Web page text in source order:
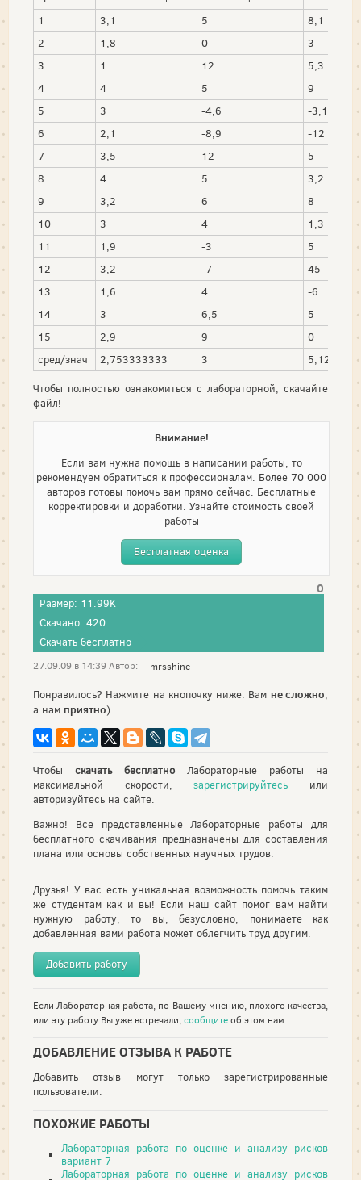
1 3,1 5
8,1
2
1,8 0
3
3
1 12
5,3
4
4 5
9
5
3 -4,6
-3,1
6
2,1 -8,9
-12
7
3,5 12
5
8
4 5
3,2
9
3,2 6
8
10
3 4
1,3
11
1,9 -3
5
12
3,2 -7
45
13
1,6 4
-6
14
3 6,5
5
15
2,9 9
0
сред/знач
2,753333333 3 5,12
Чтобы полностью ознакомиться с лабораторной, скачайте
файл!
Внимание!
Если вам нужна помощь в написании работы, то
рекомендуем обратиться к профессионалам. Более 70 000
авторов готовы помочь вам прямо сейчас. Бесплатные
корректировки и доработки. Узнайте стоимость своей
работы
Бесплатная оценка
0
Размер: 11.99K
Скачано: 420
Скачать бесплатно
27.09.09 в 14:39 Автор: mrsshine
Понравилось? Нажмите на кнопочку ниже. Вам не сложно,
а нам приятно).
Чтобы скачать бесплатно Лабораторные работы на
максимальной скорости,зарегистрируйтесь или
авторизуйтесь на сайте.
Важно! Все представленные Лабораторные работы для
бесплатного скачивания предназначены для составления
плана или основы собственных научных трудов.
Друзья! У вас есть уникальная возможность помочь таким
же студентам как и вы! Если наш сайт помог вам найти
нужную работу, то вы, безусловно, понимаете как
добавленная вами работа может облегчить труд другим.
Добавить работу
Если Лабораторная работа, по Вашему мнению, плохого качества,
или эту работу Вы уже встречали,сообщитеоб этом нам.
ДОБАВЛЕНИЕ ОТЗЫВА К РАБОТЕ
Добавить отзыв могут только зарегистрированные
пользователи.
ПОХОЖИЕ РАБОТЫ
Лабораторная работа по оценке и анализу рисков
вариант 7
Лабораторная работа по оценке и анализу рисков